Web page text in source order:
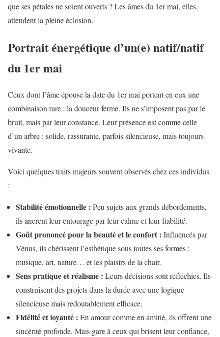
que ses pétales ne soient ouverts ? Les âmes du 1er mai, elles,
attendent la pleine éclosion.
Portrait énergétique d’un(e) natif/natif
du 1er mai
Ceux dont l’âme épouse la date du 1er mai portent en eux une
combinaison rare : la douceur ferme. Ils ne s’imposent pas par le
bruit, mais par leur constance. Leur présence est comme celle
d’un arbre : solide, rassurante, parfois silencieuse, mais toujours
vivante.
Voici quelques traits majeurs souvent observés chez ces individus
:
Stabilité émotionnelle : Peu sujets aux grands débordements,
ils ancrent leur entourage par leur calme et leur fiabilité.
Goût prononcé pour la beauté et le confort : Influencés par
Vénus, ils chérissent l’esthétique sous toutes ses formes :
musique, art, nature… et les plaisirs de la chair.
Sens pratique et réalisme : Leurs décisions sont réfléchies. Ils
construisent des projets dans la durée avec une logique
silencieuse mais redoutablement efficace.
Fidélité et loyauté : En amour comme en amitié, ils offrent une
sincérité profonde. Mais gare à ceux qui brisent leur confiance,